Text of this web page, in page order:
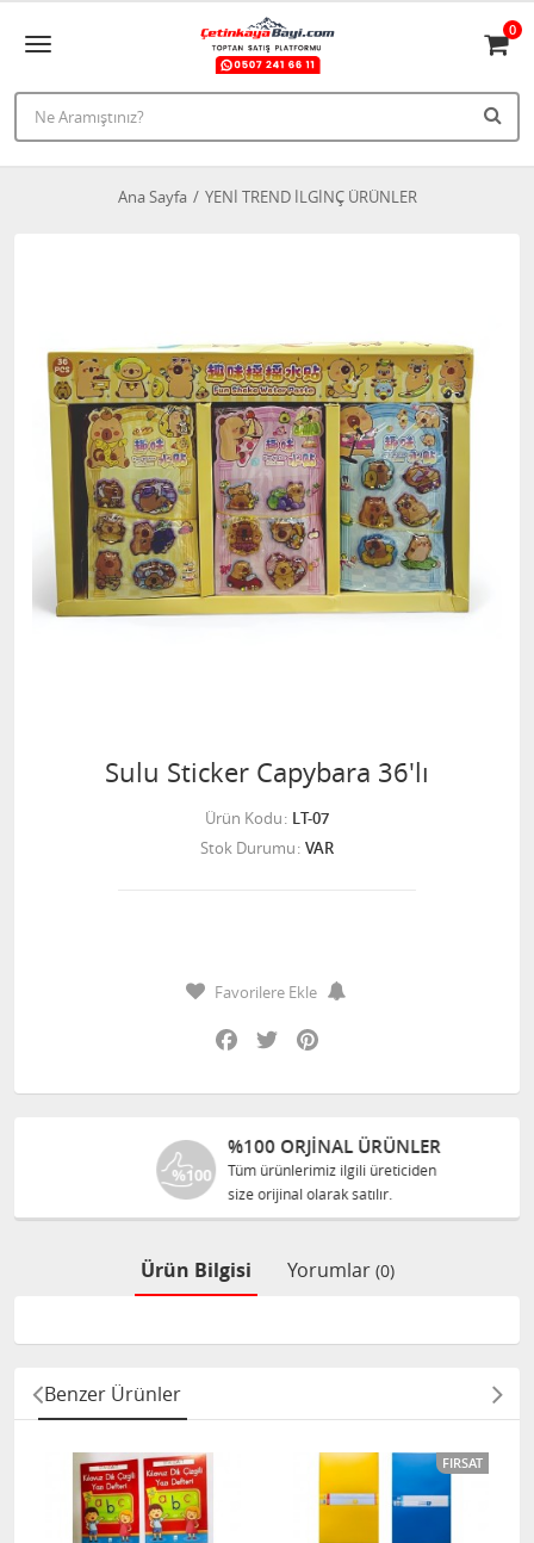
0
Ana Sayfa YENİ TREND İLGİNÇ ÜRÜNLER
Sulu Sticker Capybara 36'lı
Ürün Kodu LT-07
Stok Durumu VAR
Favorilere Ekle
Facebook
Twitter
%100 ORJINAL ÜRÜNLER
Tüm ürünlerimiz ilgili üreticiden
size orijinal olarak satılır.
Ürün Bilgisi Yorumlar (0)
Benzer Ürünler
FIRSAT